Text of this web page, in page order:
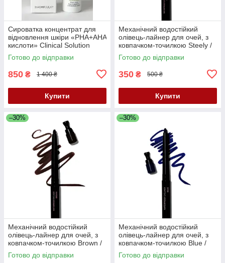
Сироватка концентрат для
відновлення шкіри «PHA+AHA
кислоти» Clinical Solution
Mary Kay,15 мл
Готово до відправки
850 ₴ 1 400 ₴
Купити
Механічний водостійкий
олівець-лайнер для очей, з
ковпачком-точилкою Steely /
Стальний, Mary Kay, 0.3 г
Готово до відправки
350 ₴ 500 ₴
Купити
–30%
Механічний водостійкий
олівець-лайнер для очей, з
ковпачком-точилкою Brown /
Коричневий, Mary Kay, 0.3 г
Готово до відправки
–30%
Механічний водостійкий
олівець-лайнер для очей, з
ковпачком-точилкою Blue /
Синій, Mary Kay, 0.3 г
Готово до відправки